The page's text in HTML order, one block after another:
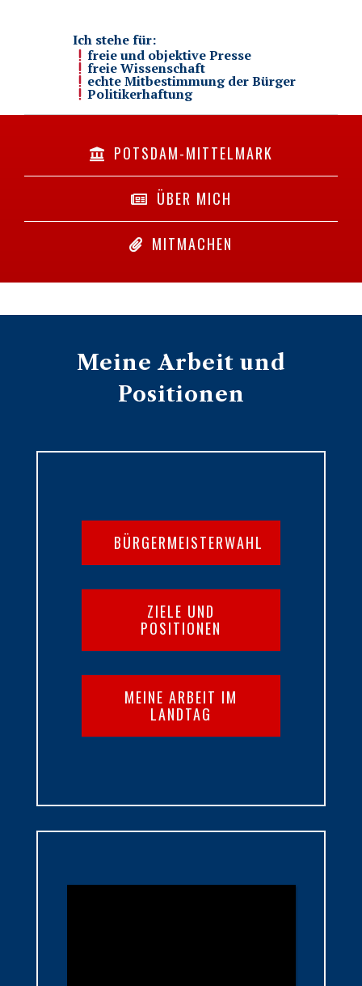
Ich stehe für:
freie und objektive Presse
freie Wissenschaft
echte Mitbestimmung der Bürger
Politikerhaftung
POTSDAM-MITTELMARK
ÜBER MICH
MITMACHEN
Meine Arbeit und
Positionen
BÜRGERMEISTERWAHL
ZIELE UND
POSITIONEN
MEINE ARBEIT IM
LANDTAG